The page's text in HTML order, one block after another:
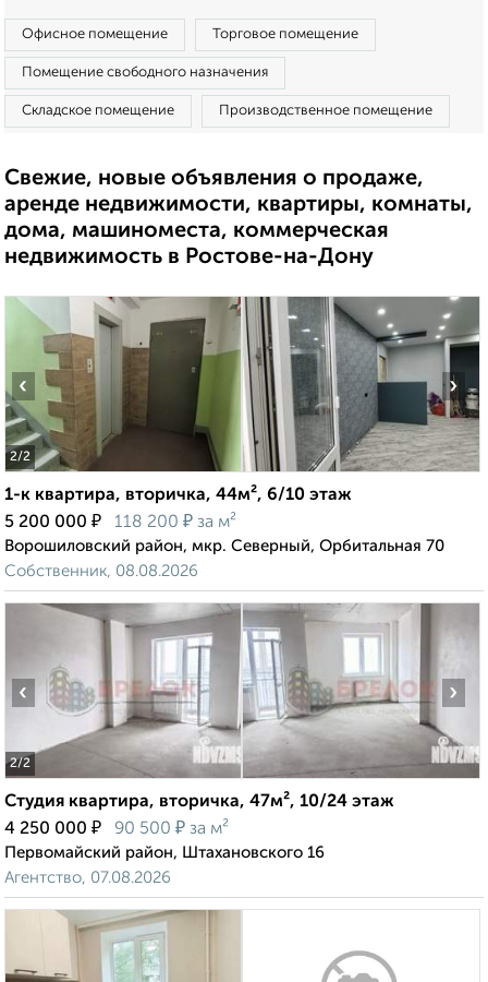
Офисное помещение Торговое помещение
Помещение свободного назначения
Складское помещение Производственное помещение
Свежие, новые объявления о продаже,
аренде недвижимости, квартиры, комнаты,
дома, машиноместа, коммерческая
недвижимость в Ростове-на-Дону
2/2
‹ ›
1-к квартира, вторичка, 44м², 6/10 этаж
5 200 000 ₽ 118 200 ₽ за м²
Ворошиловский район, мкр. Северный, Орбитальная 70
Собственник, 08.08.2026
2/2
‹ ›
Студия квартира, вторичка, 47м², 10/24 этаж
4 250 000 ₽ 90 500 ₽ за м²
Первомайский район, Штахановского 16
Агентство, 07.08.2026